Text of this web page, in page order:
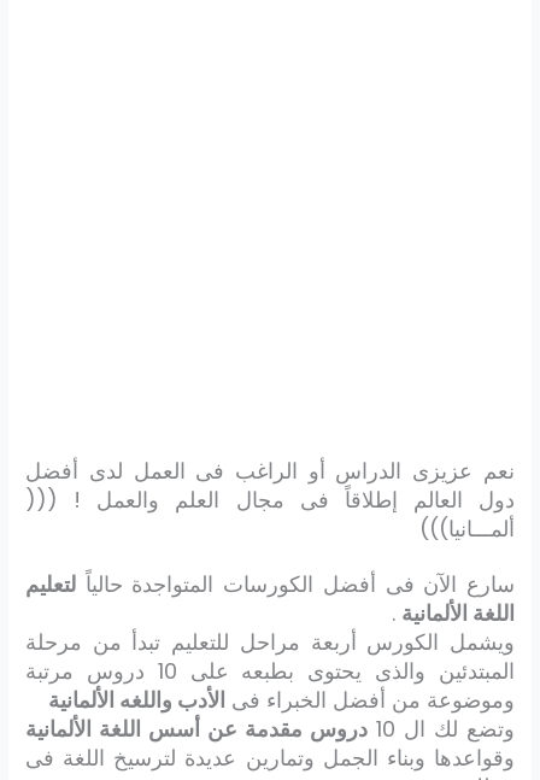
نعم عزيزى الدراس أو الراغب فى العمل لدى أفضل
دول العالم إطلاقاً فى مجال العلم والعمل ! (((
ألمـــانيا)))
سارع الآن فى أفضل الكورسات المتواجدة حالياً لتعليم
اللغة الألمانية .
ويشمل الكورس أربعة مراحل للتعليم تبدأ من مرحلة
المبتدئين والذى يحتوى بطبعه على 10 دروس مرتبة
وموضوعة من أفضل الخبراء فى الأدب واللغه الألمانية
وتضع لك ال 10
دروس مقدمة عن أسس اللغة الألمانية
وقواعدها وبناء الجمل وتمارين عديدة لترسيخ اللغة فى